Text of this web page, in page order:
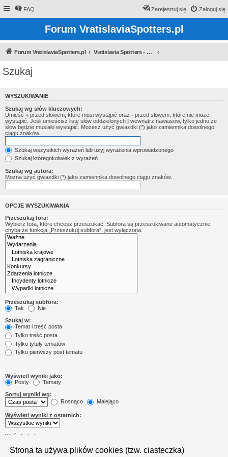
Strona ta używa plików cookies (tzw. ciasteczka)
FAQ Zaloguj się
Zarejestruj się
Forum VratislaviaSpotters.pl
Forum VratislaviaSpotters.pl Vratislavia Spotters - Wroclawska grupa spotterska
Szukaj
WYSZUKIWANIE
Szukaj wg słów kluczowych:
Umieść + przed słowem, które musi wystąpić oraz - przed słowem, które nie może
wystąpić. Jeśli umieścisz listę słów oddzielonych | wewnątrz nawiasów, tylko jedno ze
słów będzie musiało wystąpić. Możesz użyć gwiazdki (*) jako zamiennika dowolnego
ciągu znaków.
Szukaj wszystkich wyrażeń lub użyj wyrażenia wprowadzonego
Szukaj któregokolwiek z wyrażeń
Szukaj wg autora:
Można użyć gwiazdki (*) jako zamiennika dowolnego ciągu znaków.
OPCJE WYSZUKIWANIA
Przeszukaj fora:
Wybierz fora, które chcesz przeszukać. Subfora są przeszukiwane automatycznie,
chyba że funkcja „Przeszukuj subfora”, jest wyłączona.
Przeszukaj subfora:
Tak
Nie
Szukaj w:
Temat i treść posta
Tylko treść posta
Tylko tytuły tematów
Tylko pierwszy post tematu
Wyświetl wyniki jako:
Posty
Tematy
Sortuj wyniki wg:
Rosnąco
Malejąco
Wyświetl wyniki z ostatnich:
Wyświetl pierwsze:
znaków w poście